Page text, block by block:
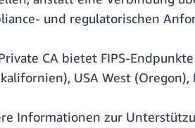
und regulatorischen
CA bietet FIPS-
USA West (Oregon),
Informationen zur